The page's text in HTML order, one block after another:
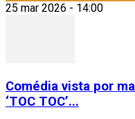
25 mar 2026 - 14:00
Comédia vista por
‘TOC TOC’...